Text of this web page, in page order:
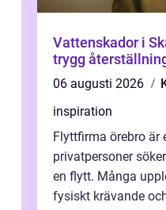
Vattenskador i
trygg
06 augusti 2026
inspiration
Flyttfirma örebro är
privatpersoner
en flytt. Många
fysiskt krävande